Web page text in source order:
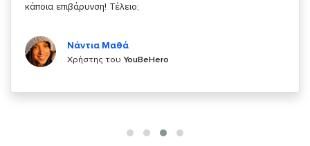
Χρήστης τουYouBeHero